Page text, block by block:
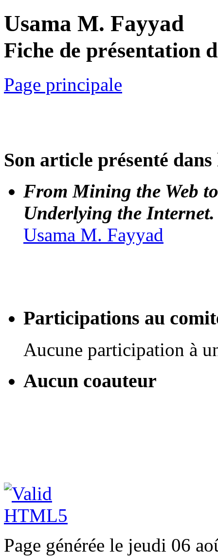
Usama M. Fayyad
Fiche de présentation
Page principale
Son article présenté
From Mining the Web
Underlying the
Usama M. Fayyad
Participations au
Aucune participation à
Aucun coauteur
Page générée le jeudi 06